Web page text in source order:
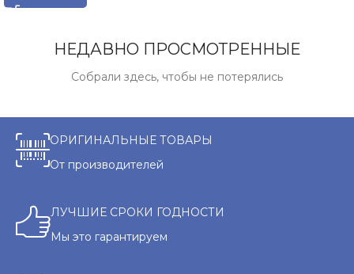
НЕДАВНО ПРОСМОТРЕННЫЕ
Собрали здесь, чтобы не потерялись
ОРИГИНАЛЬНЫЕ ТОВАРЫ
От производителей
ЛУЧШИЕ СРОКИ ГОДНОСТИ
Мы это гарантируем